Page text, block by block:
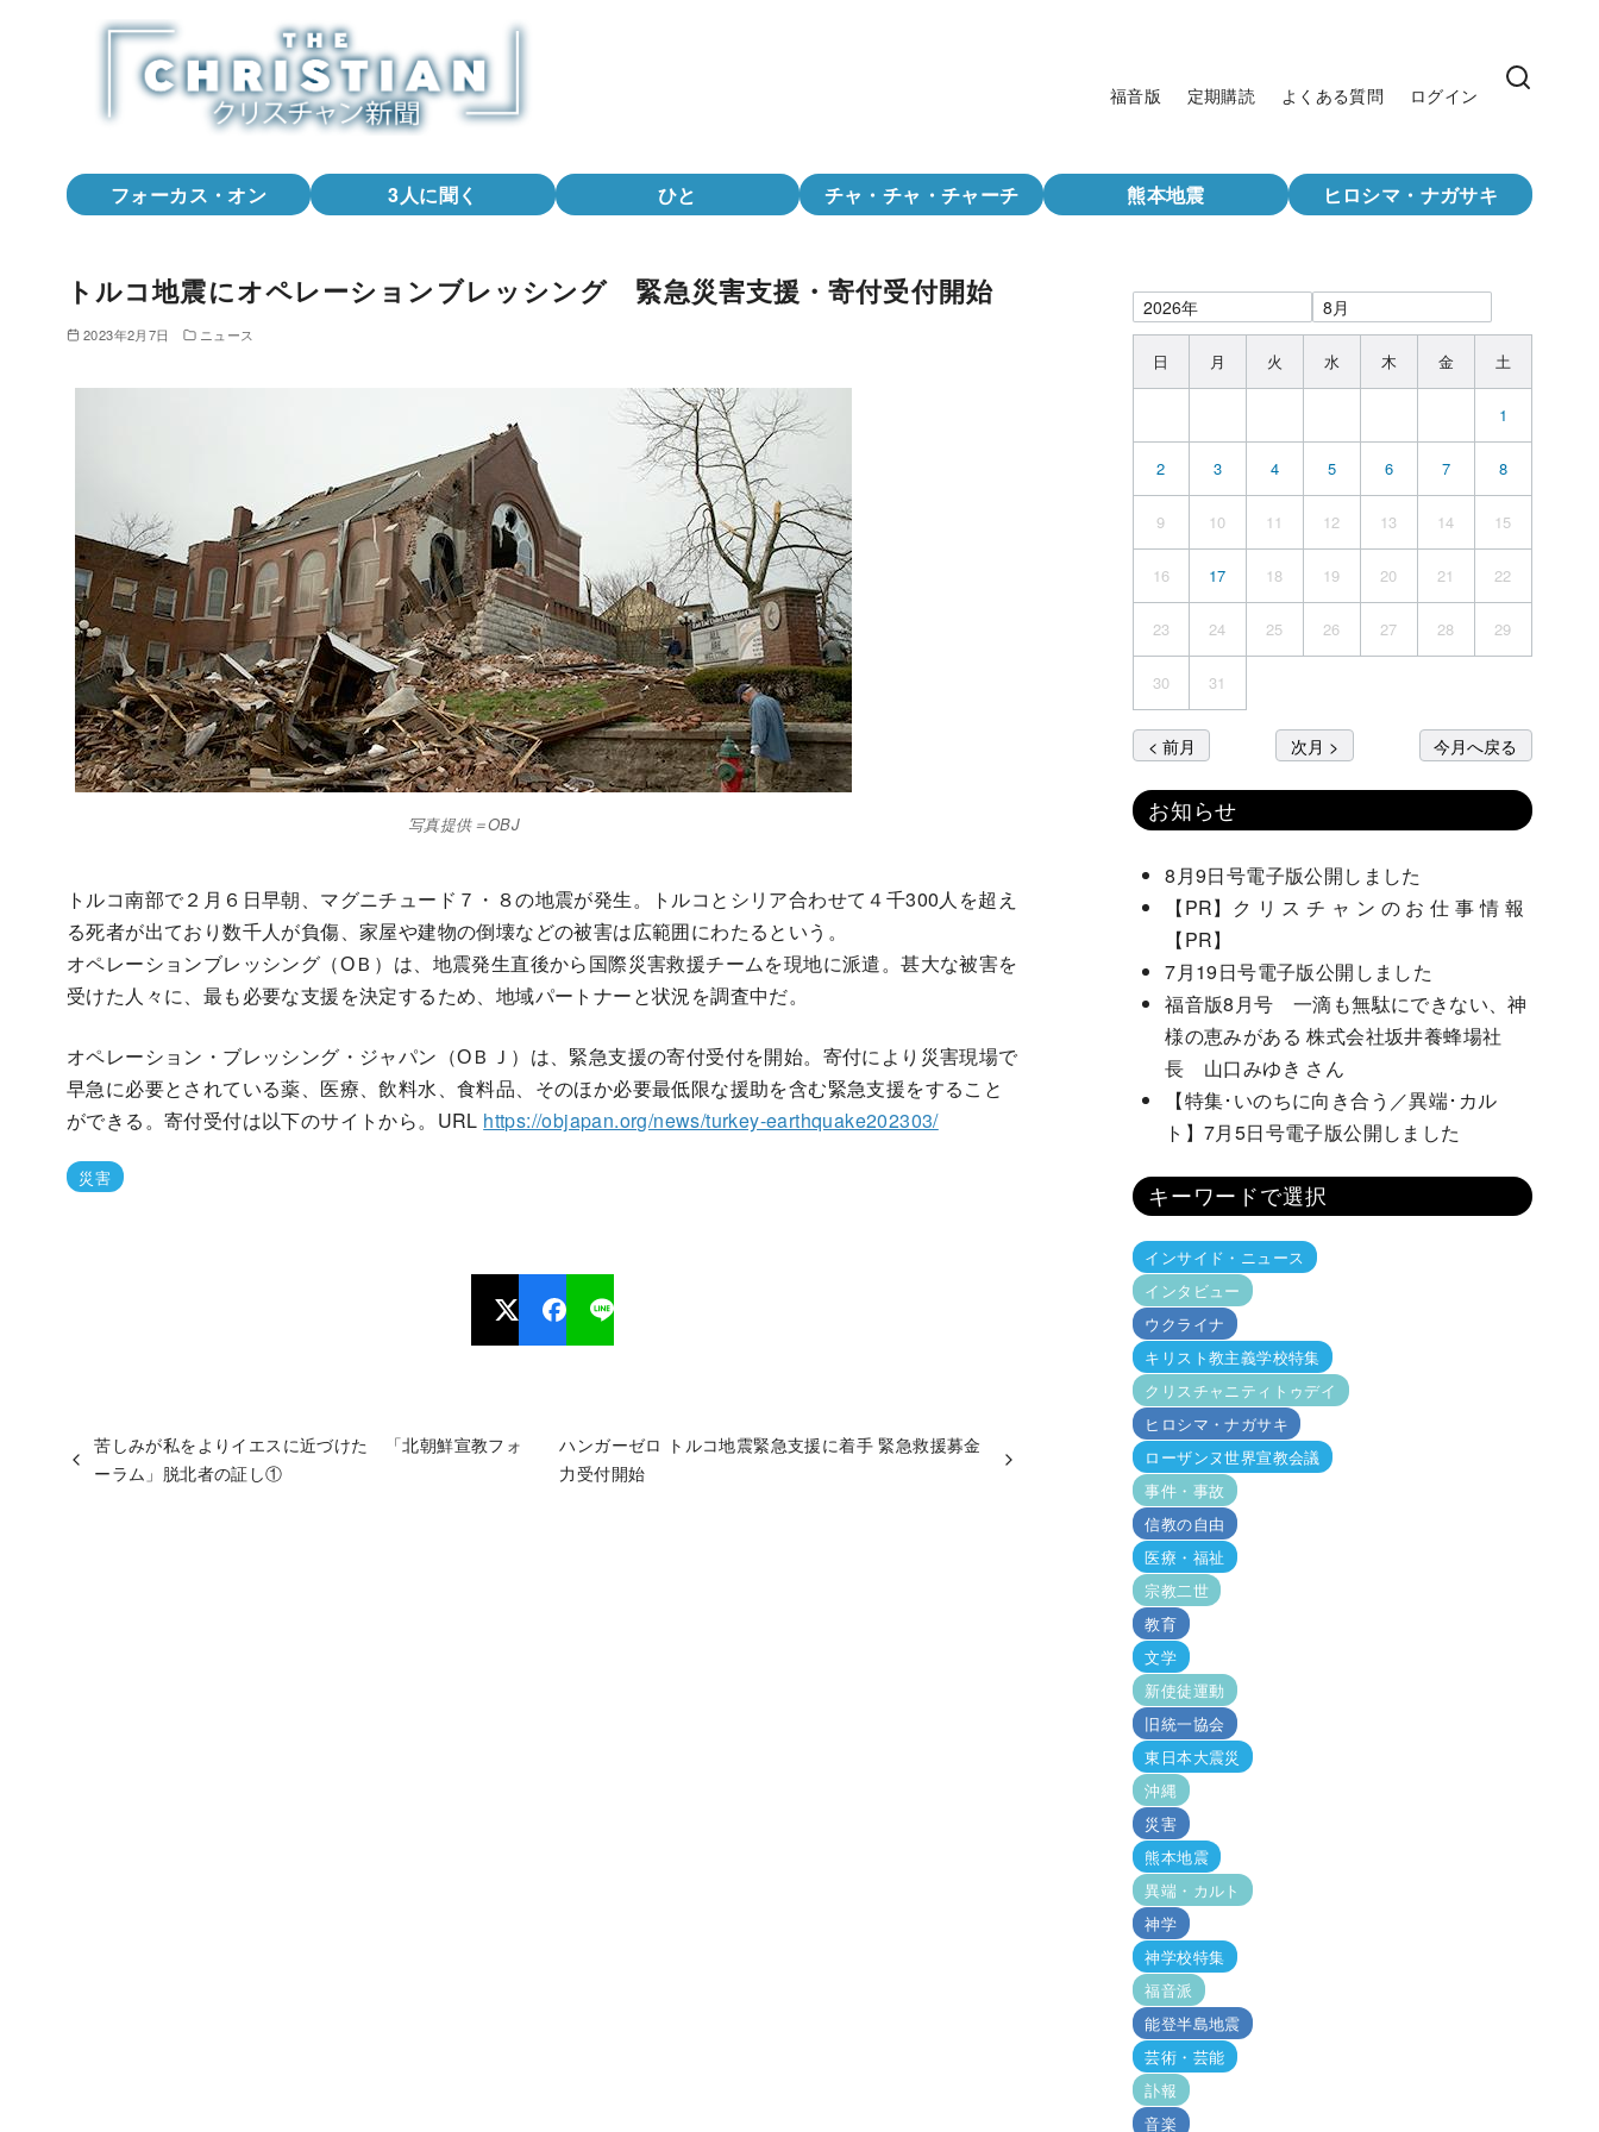
福音版 定期購読 よくある質問 ログイン
フォーカス・オン 3人に聞く ひと チャ・チャ・チャーチ 熊本地震 ヒロシマ・ナガサキ
トルコ地震にオペレーションブレッシング 緊急災害支援・寄付受付開始
2023年2月7日 ニュース
写真提供＝OBJ
トルコ南部で２月６日早朝、マグニチュード７・８の地震が発生。トルコとシリア合わせて４千300人を超え
る死者が出ており数千人が負傷、家屋や建物の倒壊などの被害は広範囲にわたるという。
オペレーションブレッシング（ОＢ）は、地震発生直後から国際災害救援チームを現地に派遣。甚大な被害を
受けた人々に、最も必要な支援を決定するため、地域パートナーと状況を調査中だ。
オペレーション・ブレッシング・ジャパン（ОＢＪ）は、緊急支援の寄付受付を開始。寄付により災害現場で
早急に必要とされている薬、医療、飲料水、食料品、そのほか必要最低限​​な援助を含む緊急支援をすること
ができる。寄付受付は以下のサイトから。URL https://objapan.org/news/turkey-earthquake202303/
災害
苦しみが私をよりイエスに近づけた 「北朝鮮宣教フォ
ーラム」脱北者の証し①
ハンガーゼロ トルコ地震緊急支援に着手 緊急救援募金
力受付開始
日 月 火 水 木 金 土
1
2 3 4 5 6 7 8
9 10 11 12 13 14 15
16 17 18 19 20 21 22
23 24 25 26 27 28 29
30 31
< 前月 次月 > 今月へ戻る
お知らせ
8月9日号電子版公開しました
【PR】ク リ ス チ ャ ン の お 仕 事 情 報
【PR】
7月19日号電子版公開しました
福音版8月号 一滴も無駄にできない、神
様の恵みがある 株式会社坂井養蜂場社
長 山口みゆき さん
【特集･いのちに向き合う／異端･カル
ト】7月5日号電子版公開しました
キーワードで選択
インサイド・ニュース
インタビュー
ウクライナ
キリスト教主義学校特集
クリスチャニティトゥデイ
ヒロシマ・ナガサキ
ローザンヌ世界宣教会議
事件・事故
信教の自由
医療・福祉
宗教二世
教育
文学
新使徒運動
旧統一協会
東日本大震災
沖縄
災害
熊本地震
異端・カルト
神学
神学校特集
福音派
能登半島地震
芸術・芸能
訃報
音楽